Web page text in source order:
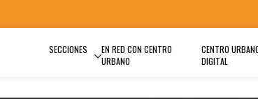
SECCIONES
EN RED CON CENTRO
URBANO
CENTRO
DIGITAL